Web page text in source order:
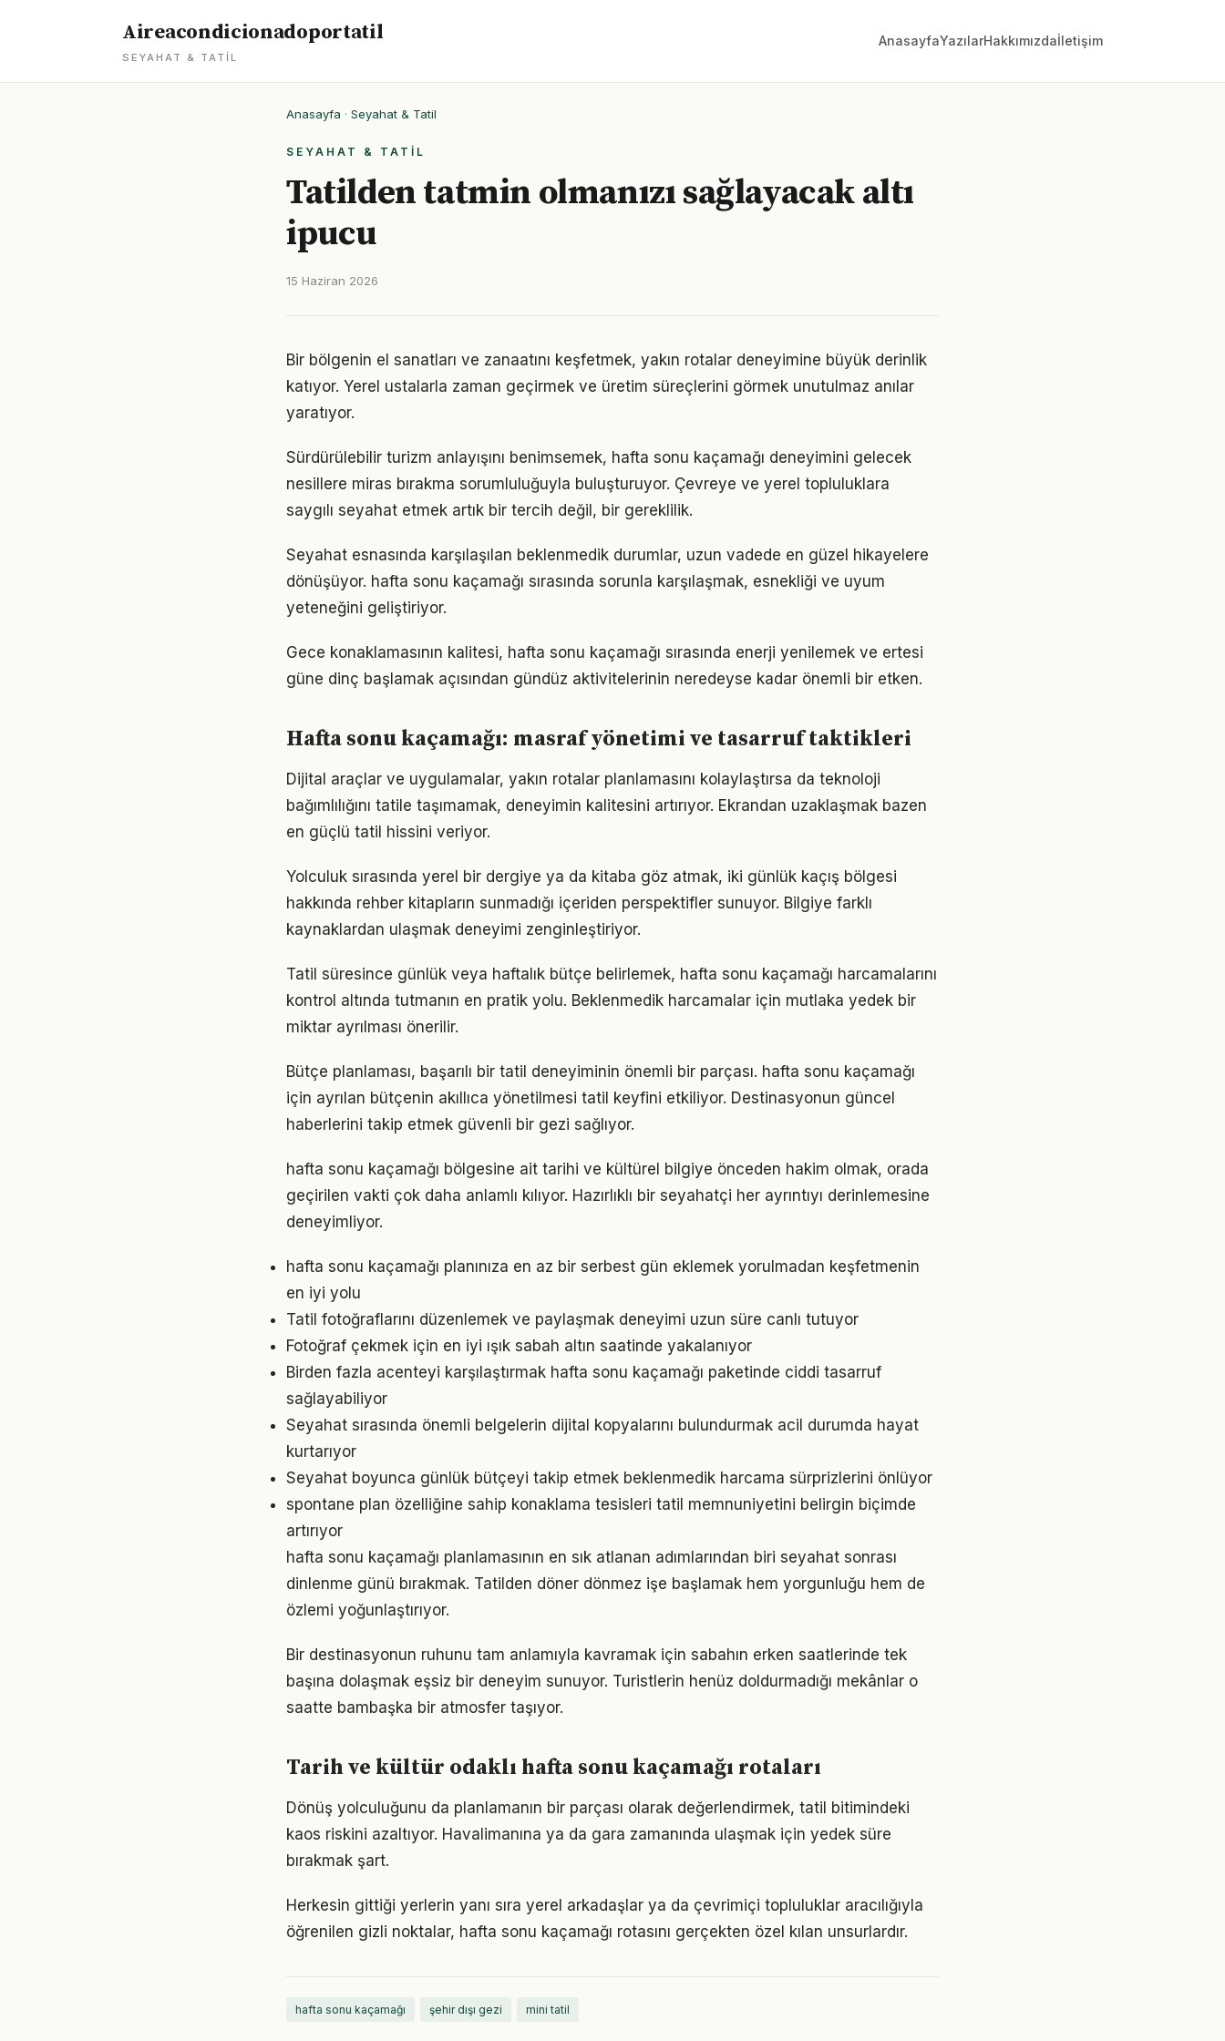
Aireacondicionadoportatil
SEYAHAT & TATIL
AnasayfaYazılarHakkımızdaİletişim
Anasayfa · Seyahat & Tatil
SEYAHAT & TATIL
Tatilden tatmin olmanızı sağlayacak altı
ipucu
15 Haziran 2026
Bir bölgenin el sanatları ve zanaatını keşfetmek, yakın rotalar deneyimine büyük derinlik
katıyor. Yerel ustalarla zaman geçirmek ve üretim süreçlerini görmek unutulmaz anılar
yaratıyor.
Sürdürülebilir turizm anlayışını benimsemek, hafta sonu kaçamağı deneyimini gelecek
nesillere miras bırakma sorumluluğuyla buluşturuyor. Çevreye ve yerel topluluklara
saygılı seyahat etmek artık bir tercih değil, bir gereklilik.
Seyahat esnasında karşılaşılan beklenmedik durumlar, uzun vadede en güzel hikayelere
dönüşüyor. hafta sonu kaçamağı sırasında sorunla karşılaşmak, esnekliği ve uyum
yeteneğini geliştiriyor.
Gece konaklamasının kalitesi, hafta sonu kaçamağı sırasında enerji yenilemek ve ertesi
güne dinç başlamak açısından gündüz aktivitelerinin neredeyse kadar önemli bir etken.
Hafta sonu kaçamağı: masraf yönetimi ve tasarruf taktikleri
Dijital araçlar ve uygulamalar, yakın rotalar planlamasını kolaylaştırsa da teknoloji
bağımlılığını tatile taşımamak, deneyimin kalitesini artırıyor. Ekrandan uzaklaşmak bazen
en güçlü tatil hissini veriyor.
Yolculuk sırasında yerel bir dergiye ya da kitaba göz atmak, iki günlük kaçış bölgesi
hakkında rehber kitapların sunmadığı içeriden perspektifler sunuyor. Bilgiye farklı
kaynaklardan ulaşmak deneyimi zenginleştiriyor.
Tatil süresince günlük veya haftalık bütçe belirlemek, hafta sonu kaçamağı harcamalarını
kontrol altında tutmanın en pratik yolu. Beklenmedik harcamalar için mutlaka yedek bir
miktar ayrılması önerilir.
Bütçe planlaması, başarılı bir tatil deneyiminin önemli bir parçası. hafta sonu kaçamağı
için ayrılan bütçenin akıllıca yönetilmesi tatil keyfini etkiliyor. Destinasyonun güncel
haberlerini takip etmek güvenli bir gezi sağlıyor.
hafta sonu kaçamağı bölgesine ait tarihi ve kültürel bilgiye önceden hakim olmak, orada
geçirilen vakti çok daha anlamlı kılıyor. Hazırlıklı bir seyahatçi her ayrıntıyı derinlemesine
deneyimliyor.
hafta sonu kaçamağı planınıza en az bir serbest gün eklemek yorulmadan keşfetmenin
en iyi yolu
Tatil fotoğraflarını düzenlemek ve paylaşmak deneyimi uzun süre canlı tutuyor
Fotoğraf çekmek için en iyi ışık sabah altın saatinde yakalanıyor
Birden fazla acenteyi karşılaştırmak hafta sonu kaçamağı paketinde ciddi tasarruf
sağlayabiliyor
Seyahat sırasında önemli belgelerin dijital kopyalarını bulundurmak acil durumda hayat
kurtarıyor
Seyahat boyunca günlük bütçeyi takip etmek beklenmedik harcama sürprizlerini önlüyor
spontane plan özelliğine sahip konaklama tesisleri tatil memnuniyetini belirgin biçimde
artırıyor
hafta sonu kaçamağı planlamasının en sık atlanan adımlarından biri seyahat sonrası
dinlenme günü bırakmak. Tatilden döner dönmez işe başlamak hem yorgunluğu hem de
özlemi yoğunlaştırıyor.
Bir destinasyonun ruhunu tam anlamıyla kavramak için sabahın erken saatlerinde tek
başına dolaşmak eşsiz bir deneyim sunuyor. Turistlerin henüz doldurmadığı mekânlar o
saatte bambaşka bir atmosfer taşıyor.
Tarih ve kültür odaklı hafta sonu kaçamağı rotaları
Dönüş yolculuğunu da planlamanın bir parçası olarak değerlendirmek, tatil bitimindeki
kaos riskini azaltıyor. Havalimanına ya da gara zamanında ulaşmak için yedek süre
bırakmak şart.
Herkesin gittiği yerlerin yanı sıra yerel arkadaşlar ya da çevrimiçi topluluklar aracılığıyla
öğrenilen gizli noktalar, hafta sonu kaçamağı rotasını gerçekten özel kılan unsurlardır.
hafta sonu kaçamağı şehir dışı gezi mini tatil